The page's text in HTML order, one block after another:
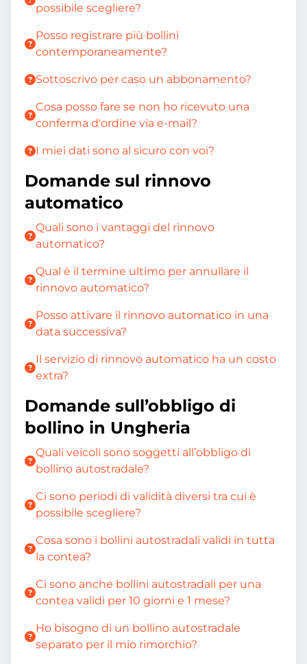
possibile scegliere?
Posso registrare più bollini
contemporaneamente?
Sottoscrivo per caso un abbonamento?
Cosa posso fare se non ho ricevuto una
conferma d'ordine via e-mail?
I miei dati sono al sicuro con voi?
Domande sul rinnovo
automatico
Quali sono i vantaggi del rinnovo
automatico?
Qual è il termine ultimo per annullare il
rinnovo automatico?
Posso attivare il rinnovo automatico in una
data successiva?
Il servizio di rinnovo automatico ha un costo
extra?
Domande sull’obbligo di
bollino in Ungheria
Quali veicoli sono soggetti all’obbligo di
bollino autostradale?
Ci sono periodi di validità diversi tra cui è
possibile scegliere?
Cosa sono i bollini autostradali validi in tutta
la contea?
Ci sono anche bollini autostradali per una
contea validi per 10 giorni e 1 mese?
Ho bisogno di un bollino autostradale
separato per il mio rimorchio?